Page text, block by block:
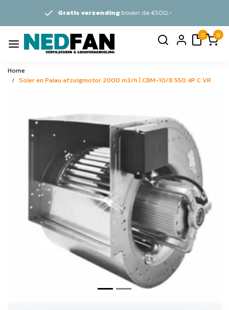
verzending boven de €500,-
0 0
Home
Soler en Palau afzuigmotor 2000 m3/h | CBM-10/8 550 4P C VR